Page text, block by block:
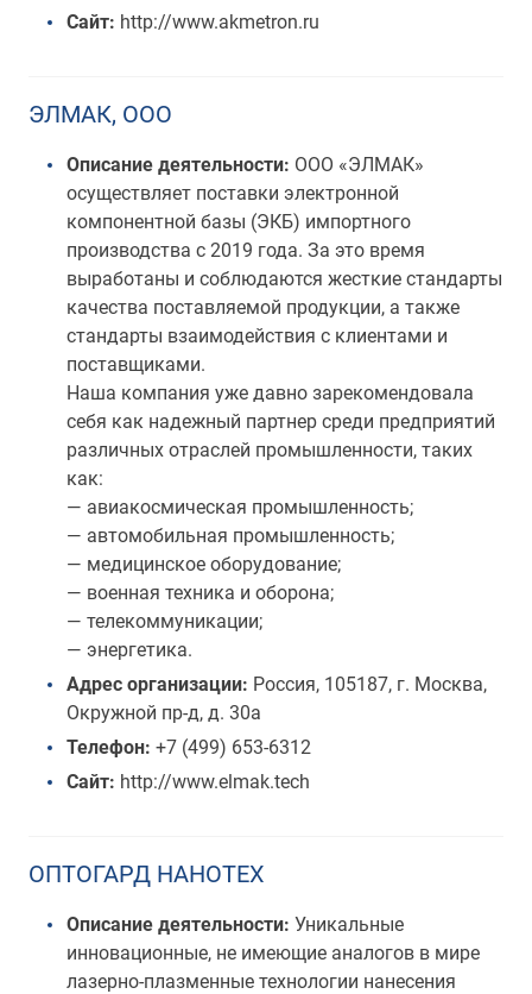
Сайт: http://www.akmetron.ru
ЭЛМАК, ООО
Описание деятельности: ООО «ЭЛМАК»
осуществляет поставки электронной
компонентной базы (ЭКБ) импортного
производства с 2019 года. За это время
выработаны и соблюдаются жесткие стандарты
качества поставляемой продукции, а также
стандарты взаимодействия с клиентами и
поставщиками.
Наша компания уже давно зарекомендовала
себя как надежный партнер среди предприятий
различных отраслей промышленности, таких
как:
— авиакосмическая промышленность;
— автомобильная промышленность;
— медицинское оборудование;
— военная техника и оборона;
— телекоммуникации;
— энергетика.
Адрес организации: Россия, 105187, г. Москва,
Окружной пр-д, д. 30а
Телефон: +7 (499) 653-6312
Сайт: http://www.elmak.tech
ОПТОГАРД НАНОТЕХ
Описание деятельности: Уникальные
инновационные, не имеющие аналогов в мире
лазерно-плазменные технологии нанесения